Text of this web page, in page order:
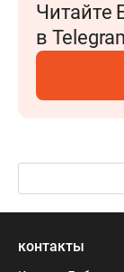
Читайте
в
контакты